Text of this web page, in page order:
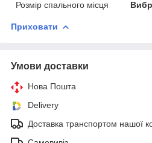
Розмір спального місця
Приховати
Умови доставки
Нова Пошта
Delivery
Доставка транспортом нашої